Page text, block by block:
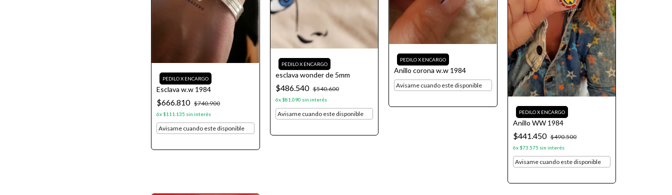
Esclava w.w 1984
$666.810 $740.900
6x $111.135 sin interés
Avisame cuando este disponible
esclava wonder de 5mm
$486.540 $540.600
6x $81.090 sin interés
Avisame cuando este disponible
Anillo corona w.w 1984
Avisame cuando este disponible
Anillo WW 1984
$441.450 $490.500
6x $73.575 sin interés
Avisame cuando este disponible